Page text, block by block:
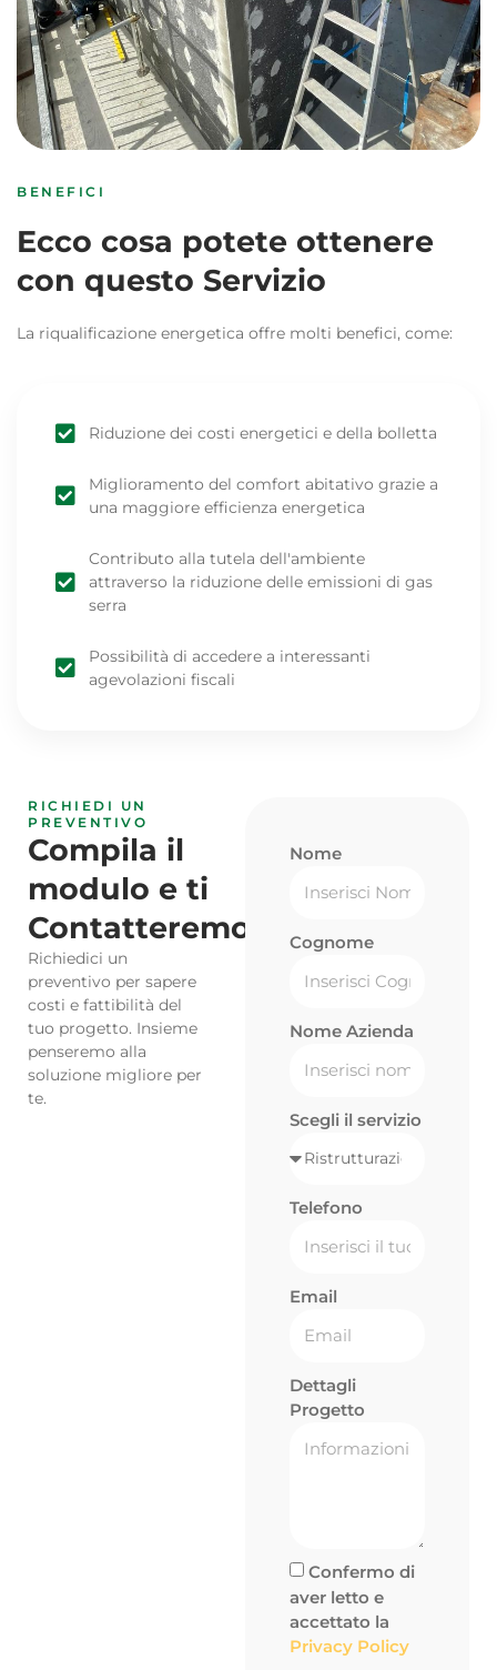
BENEFICI
Ecco cosa potete ottenere
con questo Servizio
La riqualificazione energetica offre molti benefici, come:
Riduzione dei costi energetici e della bolletta
Miglioramento del comfort abitativo grazie a
una maggiore efficienza energetica
Contributo alla tutela dell'ambiente
attraverso la riduzione delle emissioni di gas
serra
Possibilità di accedere a interessanti
agevolazioni fiscali
RICHIEDI UN
PREVENTIVO
Compila il
modulo e ti
Contatteremo
Richiedici un
preventivo per sapere
costi e fattibilità del
tuo progetto. Insieme
penseremo alla
soluzione migliore per
te.
Nome
Cognome
Nome Azienda
Scegli il servizio
Telefono
Email
Dettagli
Progetto
Confermo di
aver letto e
accettato la
Privacy Policy